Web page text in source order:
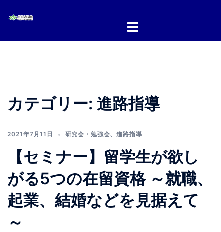
カテゴリー: 進路指導
2021年7月11日 研究会・勉強会、 進路指導
【セミナー】留学生が欲し
がる5つの在留資格 ～就職、
起業、結婚などを見据えて
～